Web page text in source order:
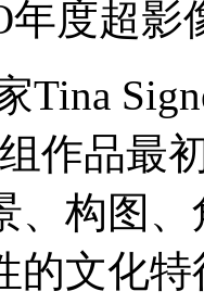
年度超
Tina
作品最
、构图
的文化